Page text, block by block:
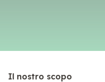
Il nostro scopo